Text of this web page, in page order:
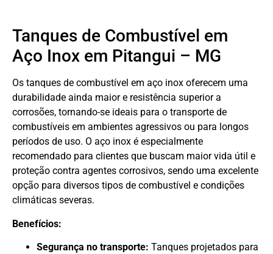
Tanques de Combustível em
Aço Inox em Pitangui – MG
Os tanques de combustível em aço inox oferecem uma
durabilidade ainda maior e resistência superior a
corrosões, tornando-se ideais para o transporte de
combustíveis em ambientes agressivos ou para longos
períodos de uso. O aço inox é especialmente
recomendado para clientes que buscam maior vida útil e
proteção contra agentes corrosivos, sendo uma excelente
opção para diversos tipos de combustível e condições
climáticas severas.
Benefícios:
Segurança no transporte: Tanques projetados para